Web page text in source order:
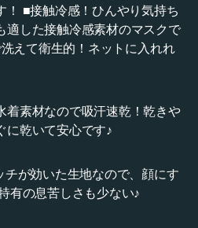
！ ■接触冷感！ひんやり気持ち
適した接触冷感素材のマスクで
えて衛生的！ネットに入れれ
素材なので吸汗速乾！乾きや
に乾いて安心です♪
が効いた生地なので、顔にす
有の息苦しさも少ない♪